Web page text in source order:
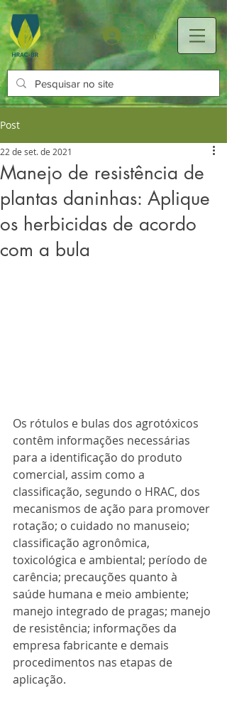
Login
Post
Manejo de resistência de
plantas daninhas: Aplique
os herbicidas de acordo
com a bula
22 de set. de 2021
Os rótulos e bulas dos agrotóxicos
contêm informações necessárias
para a identificação do produto
comercial, assim como a
classificação, segundo o HRAC, dos
mecanismos de ação para promover
rotação; o cuidado no manuseio;
classificação agronômica,
toxicológica e ambiental; período de
carência; precauções quanto à
saúde humana e meio ambiente;
manejo integrado de pragas; manejo
de resistência; informações da
empresa fabricante e demais
procedimentos nas etapas de
aplicação.